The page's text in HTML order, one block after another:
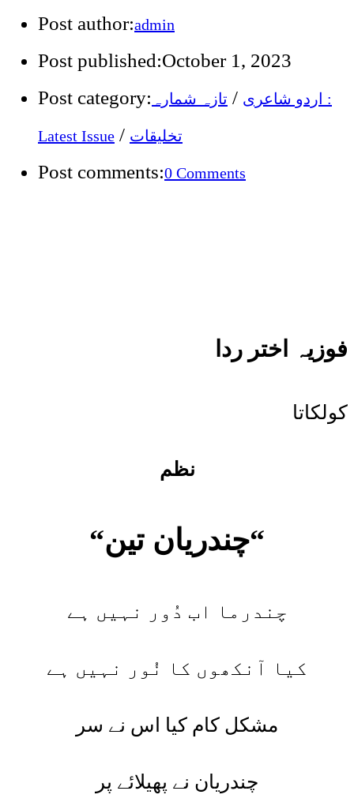
Post author:admin
Post published:October 1, 2023
Post category:
اردو شاعری / تازہ شمارہ :
Latest Issue / تخلیقات
Post comments:0 Comments
فوزیہ اختر ردا
کولکاتا
نظم
“چندریان تین“
چندرما اب دُور نہیں ہے
کیا آنکھوں کا نُور نہیں ہے
مشکل کام کیا اس نے سر
چندریان نے پھیلائے پر